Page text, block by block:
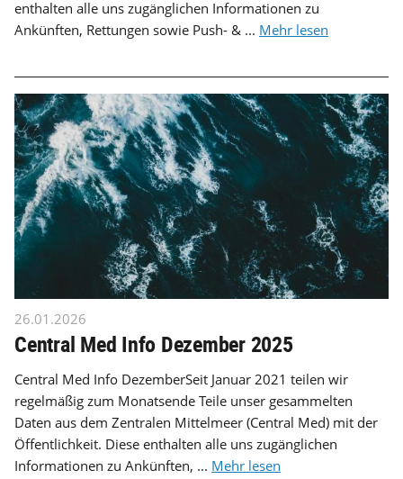
enthalten alle uns zugänglichen Informationen zu
Ankünften, Rettungen sowie Push- & ... Mehr lesen
26.01.2026
Central Med Info Dezember 2025
Central Med Info DezemberSeit Januar 2021 teilen wir
regelmäßig zum Monatsende Teile unser gesammelten
Daten aus dem Zentralen Mittelmeer (Central Med) mit der
Öffentlichkeit. Diese enthalten alle uns zugänglichen
Informationen zu Ankünften, ... Mehr lesen